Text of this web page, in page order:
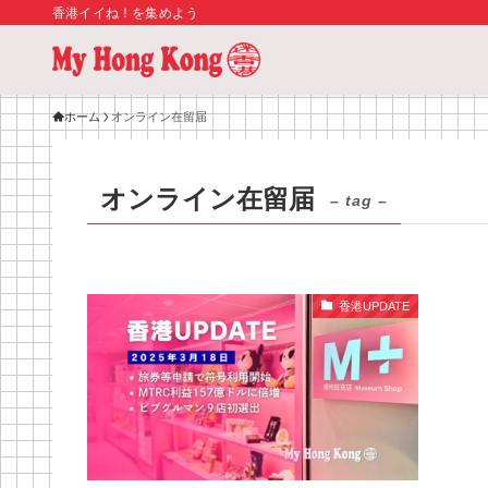
香港イイね！を集めよう
ホーム オンライン在留届
オンライン在留届 – tag –
香港UPDATE